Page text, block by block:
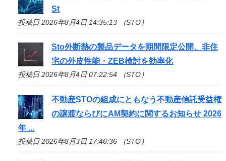
St
投稿日 2026年8月4日 14:35:13 （STO）
Sto外断熱の製品データを期間限定公開、非住
宅の外皮性能・ZEB検討を効率化
投稿日 2026年8月4日 07:22:54 （STO）
不動産STOの組成にともなう不動産信託受益権
の譲渡ならびにAM契約に関するお知らせ 2026
年 ...
投稿日 2026年8月3日 17:46:36 （STO）